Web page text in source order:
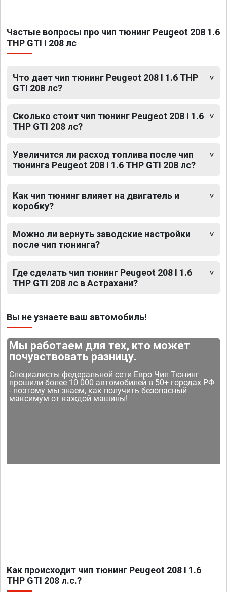
Частые вопросы про чип тюнинг Peugeot 208 1.6
THP GTI I 208 лс
Что дает чип тюнинг Peugeot 208 I 1.6 THP
GTI 208 лс?
Сколько стоит чип тюнинг Peugeot 208 I 1.6
THP GTI 208 лс?
Увеличится ли расход топлива после чип
тюнинга Peugeot 208 I 1.6 THP GTI 208 лс?
Как чип тюнинг влияет на двигатель и
коробку?
Можно ли вернуть заводские настройки
после чип тюнинга?
Где сделать чип тюнинг Peugeot 208 I 1.6
THP GTI 208 лс в Астрахани?
Вы не узнаете ваш автомобиль!
Мы работаем для тех, кто может
почувствовать разницу.
Специалисты федеральной сети Евро Чип Тюнинг
прошили более 10 000 автомобилей в 50+ городах РФ
- поэтому мы знаем, как получить безопасный
максимум от каждой машины!
Как происходит чип тюнинг Peugeot 208 I 1.6
THP GTI 208 л.с.?